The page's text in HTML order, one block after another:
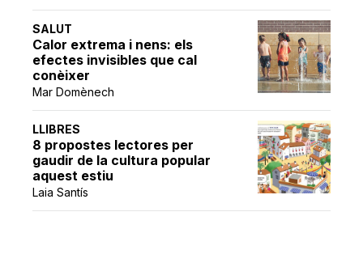
SALUT
Calor extrema i nens: els
efectes invisibles que cal
conèixer
Mar Domènech
LLIBRES
8 propostes lectores per
gaudir de la cultura popular
aquest estiu
Laia Santís